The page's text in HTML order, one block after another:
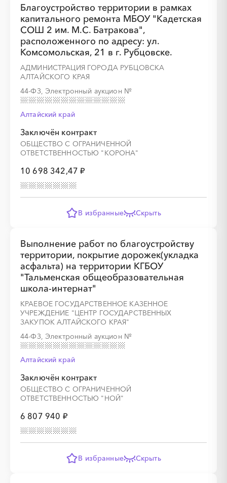
Благоустройство территории в рамках
капитального ремонта МБОУ "Кадетская
СОШ 2 им. М.С. Батракова",
расположенного по адресу: ул.
Комсомольская, 21 в г. Рубцовске.
АДМИНИСТРАЦИЯ ГОРОДА РУБЦОВСКА
АЛТАЙСКОГО КРАЯ
44-ФЗ, Электронный аукцион №
Алтайский край
Заключён контракт
ОБЩЕСТВО С ОГРАНИЧЕННОЙ
ОТВЕТСТВЕННОСТЬЮ "КОРОНА"
10 698 342,47 ₽
В избранные Скрыть
Выполнение работ по благоустройству
территории, покрытие дорожек(укладка
асфальта) на территории КГБОУ
"Тальменская общеобразовательная
школа-интернат"
КРАЕВОЕ ГОСУДАРСТВЕННОЕ КАЗЕННОЕ
УЧРЕЖДЕНИЕ "ЦЕНТР ГОСУДАРСТВЕННЫХ
ЗАКУПОК АЛТАЙСКОГО КРАЯ"
44-ФЗ, Электронный аукцион №
Алтайский край
Заключён контракт
ОБЩЕСТВО С ОГРАНИЧЕННОЙ
ОТВЕТСТВЕННОСТЬЮ "НОЙ"
6 807 940 ₽
В избранные Скрыть